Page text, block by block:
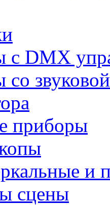
с DMX
приборы
и
сцены